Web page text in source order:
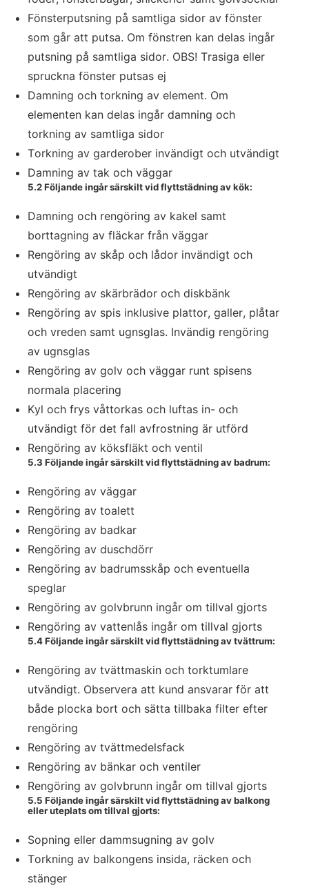
Fönsterputsning på samtliga sidor av fönster
som går att putsa. Om fönstren kan delas ingår
putsning på samtliga sidor. OBS! Trasiga eller
spruckna fönster putsas ej
Damning och torkning av element. Om
elementen kan delas ingår damning och
torkning av samtliga sidor
Torkning av garderober invändigt och utvändigt
Damning av tak och väggar
5.2 Följande ingår särskilt vid flyttstädning av kök:
Damning och rengöring av kakel samt
borttagning av fläckar från väggar
Rengöring av skåp och lådor invändigt och
utvändigt
Rengöring av skärbrädor och diskbänk
Rengöring av spis inklusive plattor, galler, plåtar
och vreden samt ugnsglas. Invändig rengöring
av ugnsglas
Rengöring av golv och väggar runt spisens
normala placering
Kyl och frys våttorkas och luftas in- och
utvändigt för det fall avfrostning är utförd
Rengöring av köksfläkt och ventil
5.3 Följande ingår särskilt vid flyttstädning av badrum:
Rengöring av väggar
Rengöring av toalett
Rengöring av badkar
Rengöring av duschdörr
Rengöring av badrumsskåp och eventuella
speglar
Rengöring av golvbrunn ingår om tillval gjorts
Rengöring av vattenlås ingår om tillval gjorts
5.4 Följande ingår särskilt vid flyttstädning av tvättrum:
Rengöring av tvättmaskin och torktumlare
utvändigt. Observera att kund ansvarar för att
både plocka bort och sätta tillbaka filter efter
rengöring
Rengöring av tvättmedelsfack
Rengöring av bänkar och ventiler
Rengöring av golvbrunn ingår om tillval gjorts
5.5 Följande ingår särskilt vid flyttstädning av balkong
eller uteplats om tillval gjorts:
Sopning eller dammsugning av golv
Torkning av balkongens insida, räcken och
stänger